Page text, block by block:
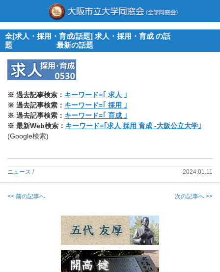
全[求人・採用・育成/話題] 求人・採用・育成 の話
題 最新の話題
※ 過去記事検索： キーワード=｢ 求人 ｣
※ 過去記事検索： キーワード=｢ 採用 ｣
※ 過去記事検索： キーワード=｢ 育成 ｣
※ 最新Web検索： キーワード=｢求人 採用 育成 -大阪公立大学｣
(Google検索)
ニュース / 2024.01.11
<< 前の記事へ 次の記事へ >>